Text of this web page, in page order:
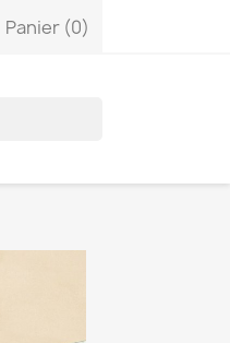
Panier (0)